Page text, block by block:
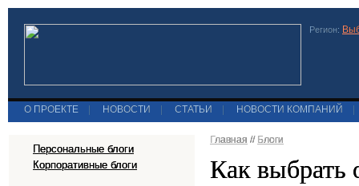
Регион:
О ПРОЕКТЕ НОВОСТИ СТАТЬИ НОВОСТИ КОМПАНИЙ
Персональные блоги
Корпоративные блоги
Главная // Блоги
Как выбрать